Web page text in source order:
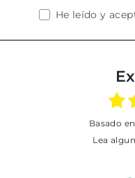
He leído y
basado en
Lea algunas de las opiniones